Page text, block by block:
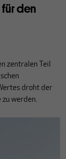
den
zentralen Teil
droht der
werden.